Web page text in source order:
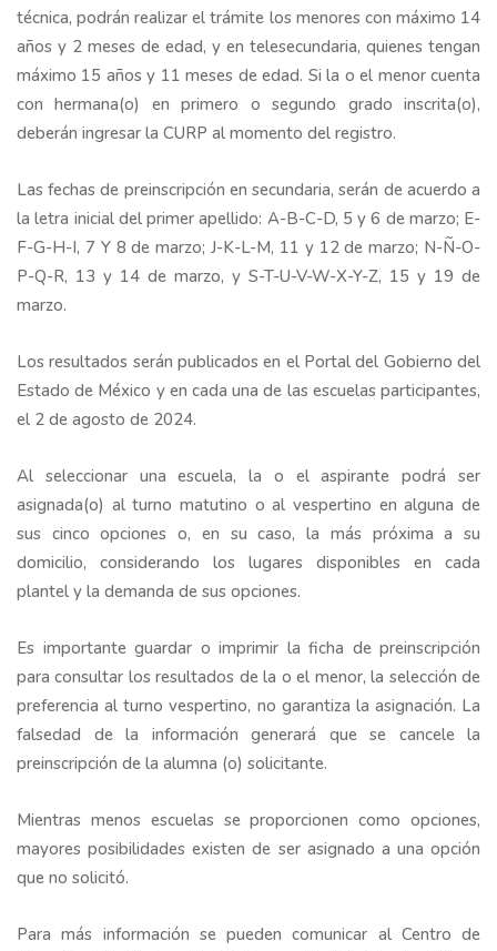
técnica, podrán realizar el trámite los menores con máximo 14
años y 2 meses de edad, y en telesecundaria, quienes tengan
máximo 15 años y 11 meses de edad. Si la o el menor cuenta
con hermana(o) en primero o segundo grado inscrita(o),
deberán ingresar la CURP al momento del registro.
Las fechas de preinscripción en secundaria, serán de acuerdo a
la letra inicial del primer apellido: A-B-C-D, 5 y 6 de marzo; E-
F-G-H-I, 7 Y 8 de marzo; J-K-L-M, 11 y 12 de marzo; N-Ñ-O-
P-Q-R, 13 y 14 de marzo, y S-T-U-V-W-X-Y-Z, 15 y 19 de
marzo.
Los resultados serán publicados en el Portal del Gobierno del
Estado de México y en cada una de las escuelas participantes,
el 2 de agosto de 2024.
Al seleccionar una escuela, la o el aspirante podrá ser
asignada(o) al turno matutino o al vespertino en alguna de
sus cinco opciones o, en su caso, la más próxima a su
domicilio, considerando los lugares disponibles en cada
plantel y la demanda de sus opciones.
Es importante guardar o imprimir la ficha de preinscripción
para consultar los resultados de la o el menor, la selección de
preferencia al turno vespertino, no garantiza la asignación. La
falsedad de la información generará que se cancele la
preinscripción de la alumna (o) solicitante.
Mientras menos escuelas se proporcionen como opciones,
mayores posibilidades existen de ser asignado a una opción
que no solicitó.
Para más información se pueden comunicar al Centro de